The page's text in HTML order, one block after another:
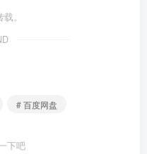
。
# 百度网盘
下吧